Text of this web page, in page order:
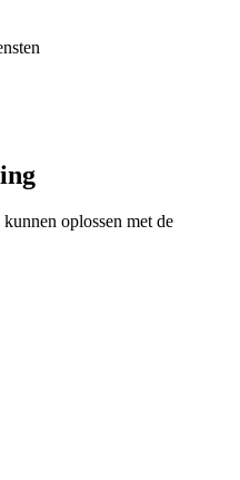
oplossen met de